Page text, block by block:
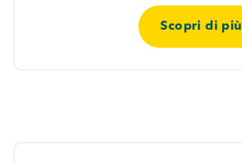
Scopri di più